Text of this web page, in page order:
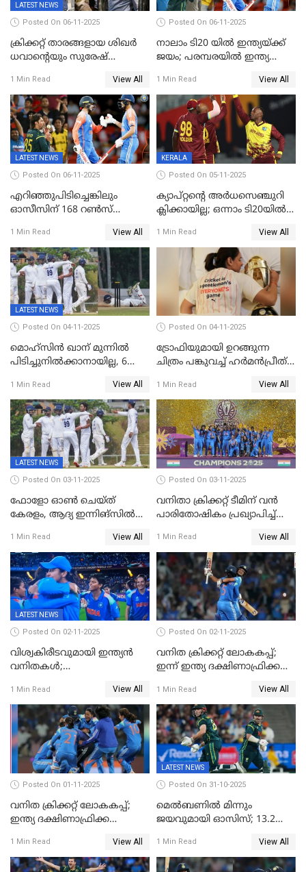
LATEST NEWS
Posted On 06-11-2025
ക്രിക്കറ്റ് താരങ്ങളായ ശിഖർ
ധവാന്‍റെയും സുരേഷ്
കണ്ടുകെട്ടി
1 Min Read View All
Posted On 06-11-2025
നാലാം ടി20 യില്‍ ഇന്ത്യയ്ക്ക്
ജയം; പരമ്പരയിൽ ഇന്ത്യ
1 Min Read View All
LATEST NEWS
Posted On 06-11-2025
എറിഞ്ഞുപിടിച്ചെങ്കിലും
ഓസീസിന് 168 റൺസ്
1 Min Read View All
KERALA
Posted On 05-11-2025
ക്യാപ്റ്റന്റെ അർധസെഞ്ചുറി
ക്ലിക്കായില്ല; ഒന്നാം ടി20യിൽ
വിൻഡീസിന് ജയം
1 Min Read View All
LATEST NEWS
Posted On 04-11-2025
മൊഹ്സിൻ ഖാന് മുന്നിൽ
പിടിച്ചുനിൽക്കാനായില്ല, 6
കേരളത്തിന് ഇന്നിംഗ്സ്
തോല്‍വി
1 Min Read View All
Posted On 04-11-2025
ട്രോഫിയുമായി ഉറങ്ങുന്ന
ചിത്രം പങ്കുവച്ച് ഹര്‍മന്‍പ്രീത്
1 Min Read View All
LATEST NEWS
Posted On 03-11-2025
ഫോളോ ഓൺ ചെയ്ത്
കേരളം, ആദ്യ ഇന്നിങ്സിൽ
രഞ്ജിയിൽ കർണാടകയ്ക്ക്
കൂറ്റൻ ലീഡ്
1 Min Read View All
Posted On 03-11-2025
വനിതാ ക്രിക്കറ്റ് ടീമിന് വൻ
പാരിതോഷികം പ്രഖ്യാപിച്ച്
1 Min Read View All
LATEST NEWS
Posted On 02-11-2025
വിശ്വകിരീടവുമായി ഇന്ത്യൻ
വനിതകൾ;
ഇന്ത്യയ്ക്ക് വനിതാ ക്രിക്കറ്റ്
ലോകകപ്പ്
1 Min Read View All
Posted On 02-11-2025
വനിത ക്രിക്കറ്റ് ലോകകപ്പ്;
ഇന്ന് ഇന്ത്യ ദക്ഷിണാഫ്രിക്ക
1 Min Read View All
Posted On 01-11-2025
വനിത ക്രിക്കറ്റ് ലോകകപ്പ്;
ഇന്ത്യ ദക്ഷിണാഫ്രിക്ക
1 Min Read View All
LATEST NEWS
Posted On 31-10-2025
മെൽബണിൽ മിന്നും
ജയവുമായി ഓസിസ്; 13.2
പരമ്പരയിൽ ലീഡ്
1 Min Read View All